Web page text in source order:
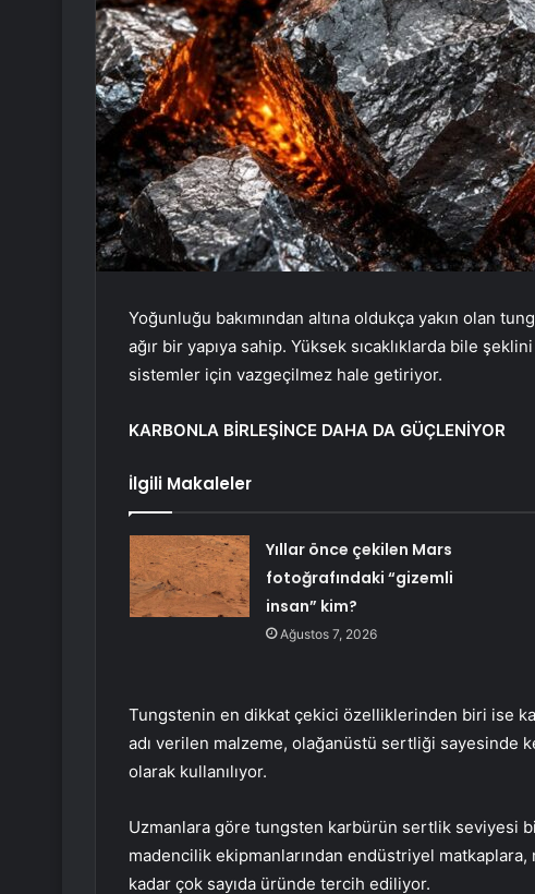
Yoğunluğu bakımından altına oldukça yakın olan
ağır bir yapıya sahip. Yüksek sıcaklıklarda bile
sistemler için vazgeçilmez hale getiriyor.
KARBONLA BİRLEŞİNCE DAHA DA GÜÇLENİYOR
İlgili Makaleler
Yıllar önce çekilen Mars
fotoğrafındaki “gizemli
insan” kim?
Ağustos 7, 2026
Tungstenin en dikkat çekici özelliklerinden biri ise
adı verilen malzeme, olağanüstü sertliği sayesinde
olarak kullanılıyor.
Uzmanlara göre tungsten karbürün sertlik seviyesi
madencilik ekipmanlarından endüstriyel
kadar çok sayıda üründe tercih ediliyor.